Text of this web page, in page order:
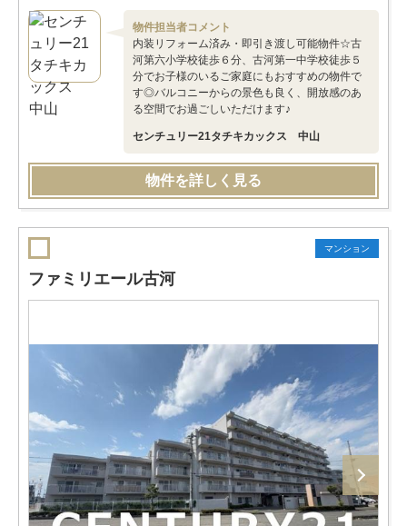
物件担当者コメント
内装リフォーム済み・即引き渡し可能物件☆古
河第六小学校徒歩６分、古河第一中学校徒歩５
分でお子様のいるご家庭にもおすすめの物件で
す◎バルコニーからの景色も良く、開放感のあ
る空間でお過ごしいただけます♪
センチュリー21タチキカックス 中山
物件を詳しく見る
マンション
ファミリエール古河